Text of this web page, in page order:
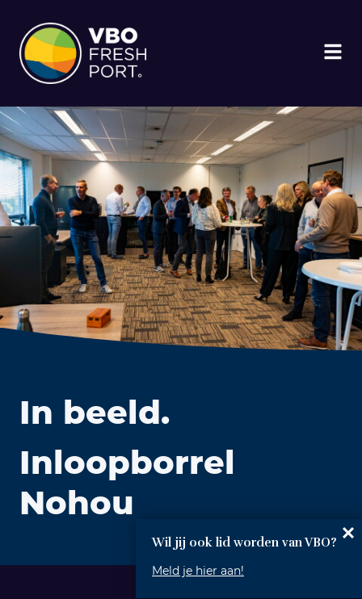
In beeld.
Inloopborrel
Nohou
Wil jij ook lid worden van VBO?
Meld je hier aan!